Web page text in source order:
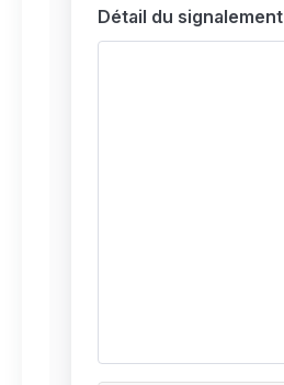
Détail du signalement